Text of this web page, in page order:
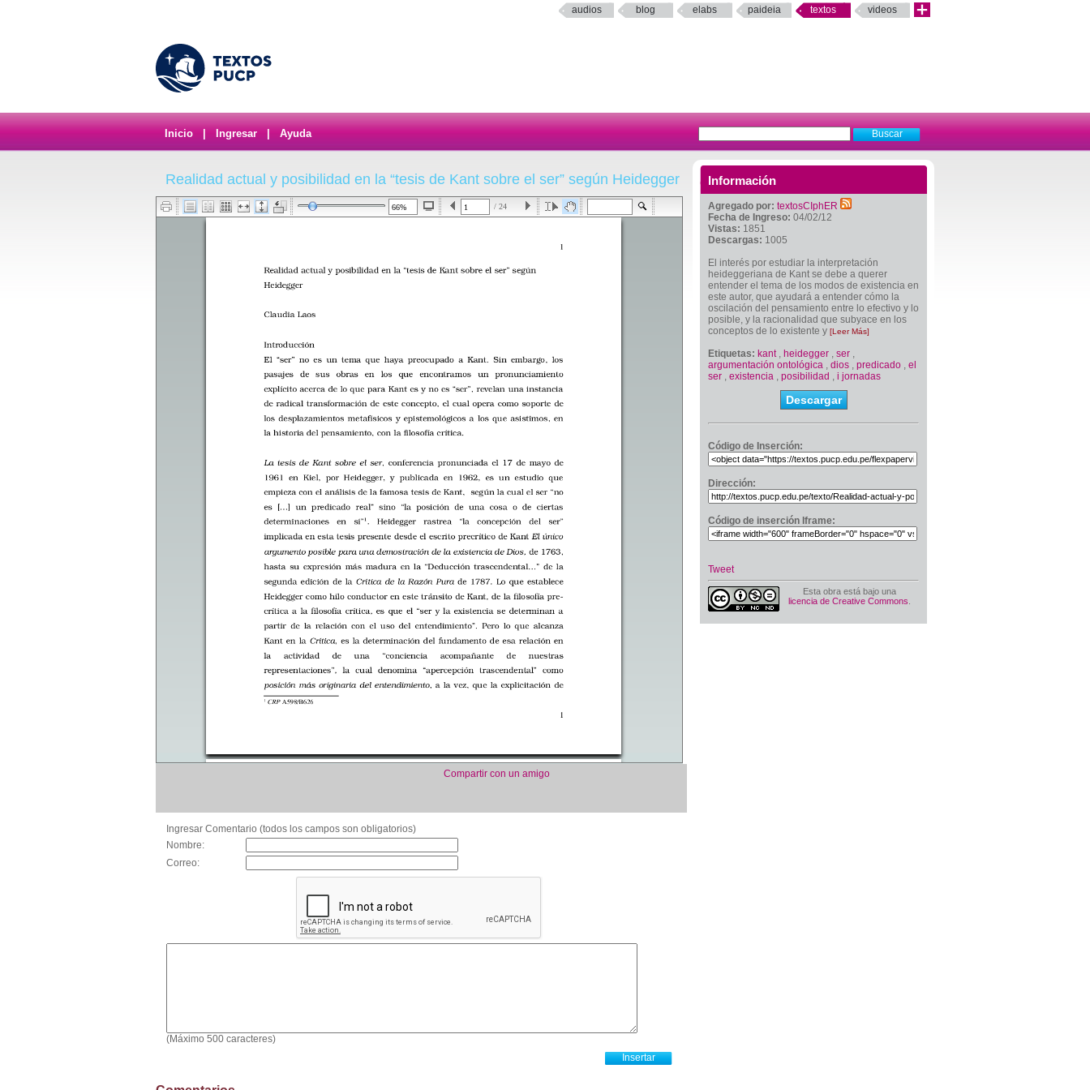
audios blog elabs paideia textos videos
Inicio Ingresar Ayuda
Información
Agregado por: textosCIphER
Fecha de Ingreso: 04/02/12
Vistas: 1851
Descargas: 1005
El interés por estudiar la interpretación
heideggeriana de Kant se debe a querer
entender el tema de los modos de existencia en
este autor, que ayudará a entender cómo la
oscilación del pensamiento entre lo efectivo y lo
posible, y la racionalidad que subyace en los
conceptos de lo existente y [Leer Más]
Etiquetas: kant, heidegger , ser ,
argumentación ontológica , dios , predicado , el
ser , existencia , posibilidad , i jornadas
Descargar
Código de Inserción:
Dirección:
Código de inserción Iframe:
Tweet
Esta obra está bajo una
licencia de Creative Commons
Realidad actual y posibilidad en la “tesis de Kant sobre el ser” según Heidegger
/ 24
Compartir con un amigo
Ingresar Comentario (todos los campos son obligatorios)
Nombre:
Correo:
(Máximo 500 caracteres)